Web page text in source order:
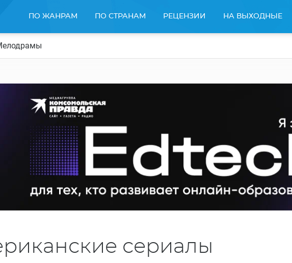
ПО ЖАНРАМ ПО СТРАНАМ РЕЦЕНЗИИ НА ВЫХОДНЫЕ
сериалы